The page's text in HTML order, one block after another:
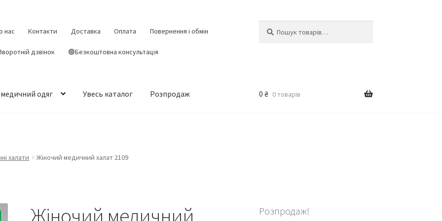
нас Контакти Доставка Оплата Повернення і обмін
дзвінок 🟢Безкоштовна консультація
одяг Увесь каталог Розпродаж 0 ₴ 0 товарів
халати Жіночий медичний халат 2109
Жіночий медичний
Розпродаж!